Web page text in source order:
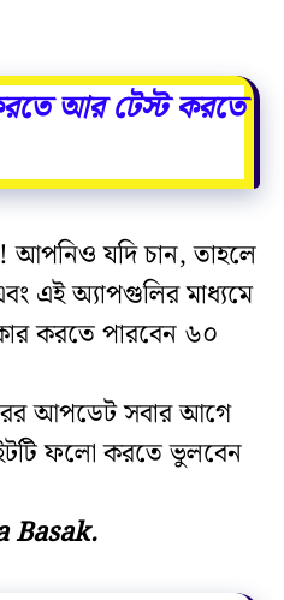
আর টেস্ট করতে
আপনিও যদি চান, তাহলে
এই অ্যাপগুলির মাধ্যমে
করতে পারবেন ৬০
আপডেট সবার আগে
ফলো করতে ভুলবেন
Basak.